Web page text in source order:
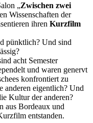
„Zwischen zwei
Wissenschaften der
ihren Kurzfilm
pünktlich? Und sind
acht Semester
und waren genervt
konfrontiert zu
anderen eigentlich? Und
Kultur der anderen?
aus Bordeaux und
entstanden.